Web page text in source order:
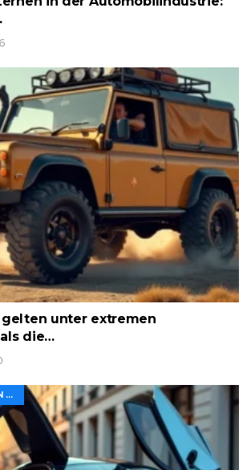
unter extremen
die…
🏆 BEWERTUNG VON MERKMALEN UND WERT